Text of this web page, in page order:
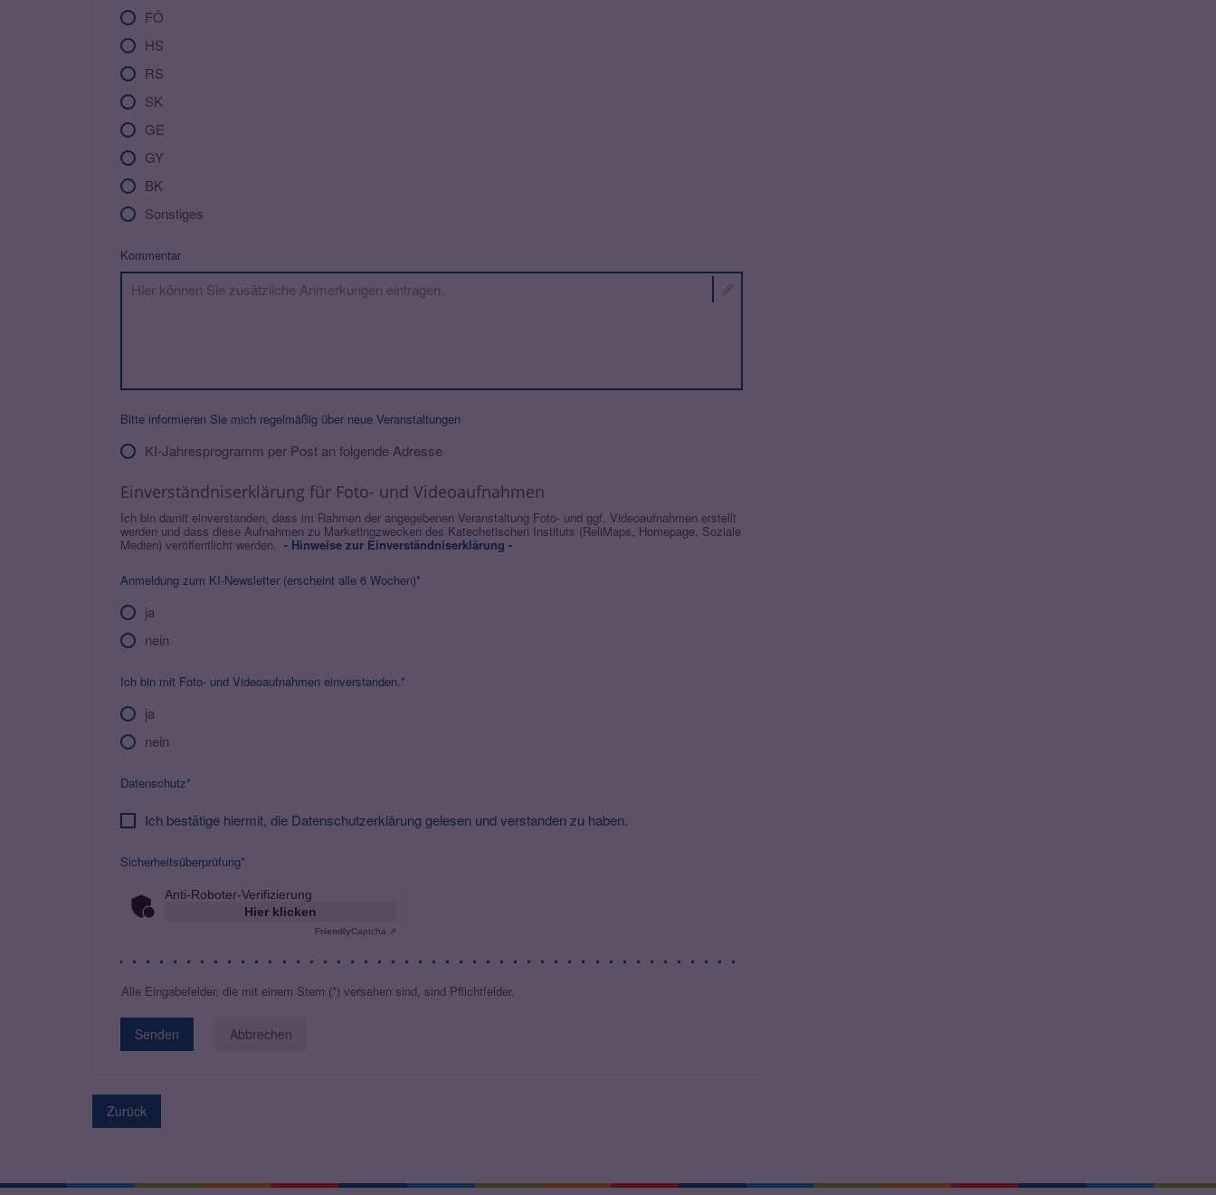
FÖ
HS
RS
SK
GE
GY
BK
Sonstiges
Kommentar
Bitte informieren Sie mich regelmäßig über neue Veranstaltungen
KI-Jahresprogramm per Post an folgende Adresse
Einverständniserklärung für Foto- und Videoaufnahmen
Ich bin damit einverstanden, dass im Rahmen der angegebenen Veranstaltung Foto- und ggf. Videoaufnahmen erstellt
werden und dass diese Aufnahmen zu Marketingzwecken des Katechetischen Instituts (ReliMaps, Homepage, Soziale
Medien) veröffentlicht werden. - Hinweise zur Einverständniserklärung -
Anmeldung zum KI-Newsletter (erscheint alle 6 Wochen)*
ja
nein
Ich bin mit Foto- und Videoaufnahmen einverstanden.*
ja
nein
Datenschutz*
Ich bestätige hiermit, die Datenschutzerklärung gelesen und verstanden zu haben.
Sicherheitsüberprüfung*
Anti-Roboter-Verifizierung
Hier klicken
FriendlyCaptcha ⇗
Alle Eingabefelder, die mit einem Stern (*) versehen sind, sind Pflichtfelder.
Abbrechen
Zurück